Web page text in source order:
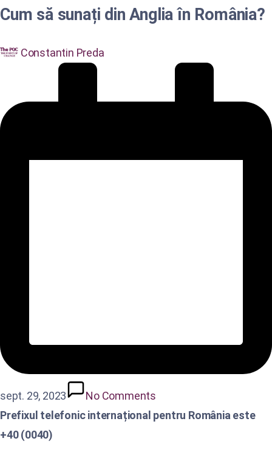
Cum să sunați din Anglia în România?
Constantin Preda
sept. 29, 2023
No Comments
Prefixul telefonic internațional pentru România este
+40 (0040)